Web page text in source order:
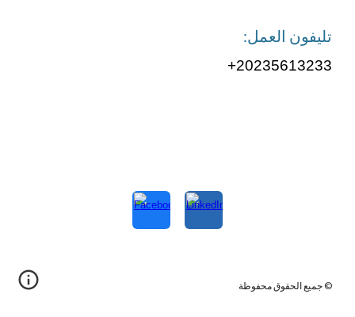
تليفون العمل:
20235613233+
© جميع الحقوق محفوظة